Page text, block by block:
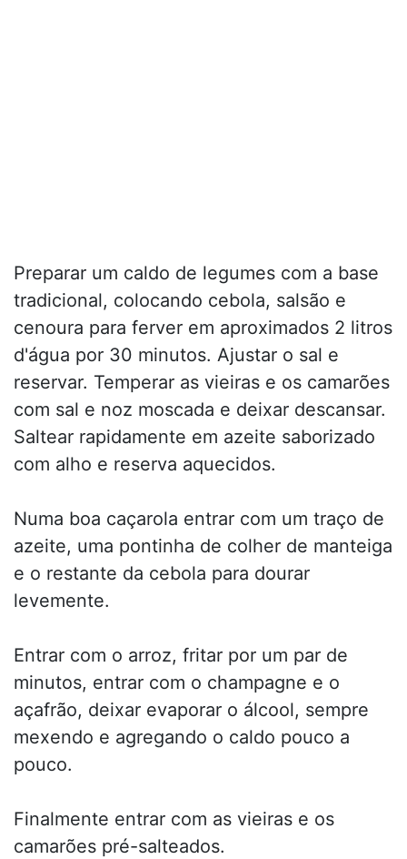
Preparar um caldo de legumes com a base
tradicional, colocando cebola, salsão e
cenoura para ferver em aproximados 2 litros
d'água por 30 minutos. Ajustar o sal e
reservar. Temperar as vieiras e os camarões
com sal e noz moscada e deixar descansar.
Saltear rapidamente em azeite saborizado
com alho e reserva aquecidos.
Numa boa caçarola entrar com um traço de
azeite, uma pontinha de colher de manteiga
e o restante da cebola para dourar
levemente.
Entrar com o arroz, fritar por um par de
minutos, entrar com o champagne e o
açafrão, deixar evaporar o álcool, sempre
mexendo e agregando o caldo pouco a
pouco.
Finalmente entrar com as vieiras e os
camarões pré-salteados.